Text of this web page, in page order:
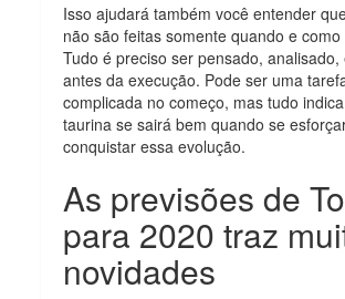
Isso ajudará também você entender
não são feitas somente quando e
Tudo é preciso ser pensado, analisado,
antes da execução. Pode ser uma
complicada no começo, mas tudo
taurina se sairá bem quando se
conquistar essa evolução.
As previsões de
para 2020 traz
novidades